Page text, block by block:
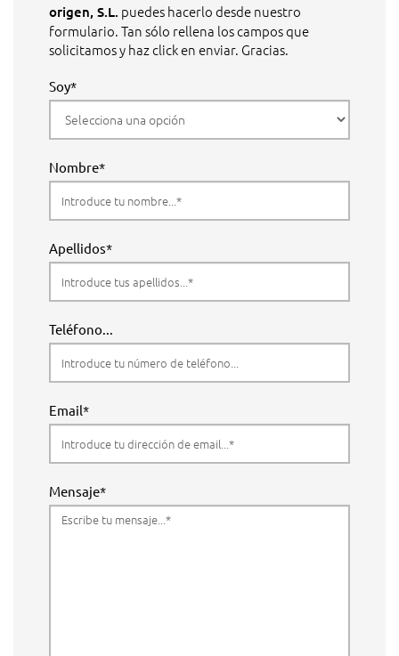
origen, S.L. puedes hacerlo desde nuestro
formulario. Tan sólo rellena los campos que
solicitamos y haz click en enviar. Gracias.
Soy*
Nombre*
Apellidos*
Teléfono...
Email*
Mensaje*